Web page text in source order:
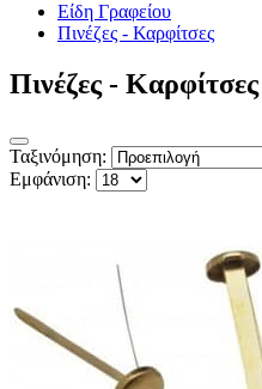
Είδη Γραφείου
Πινέζες - Καρφίτσες
Πινέζες - Καρφίτσες
Ταξινόμηση:
Εμφάνιση: